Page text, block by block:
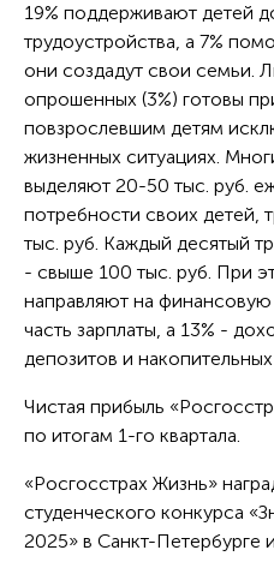
19% поддерживают детей
трудоустройства, а 7%
они создадут свои семьи.
опрошенных (3%) готовы
повзрослевшим детям
жизненных ситуациях.
выделяют 20-50 тыс. руб.
потребности своих детей,
тыс. руб. Каждый десятый
- свыше 100 тыс. руб. При
направляют на
часть зарплаты, а 13% -
депозитов и
Чистая прибыль
по итогам 1-го квартала.
«Росгосстрах Жизнь»
студенческого конкурса
2025» в Санкт-Петербурге